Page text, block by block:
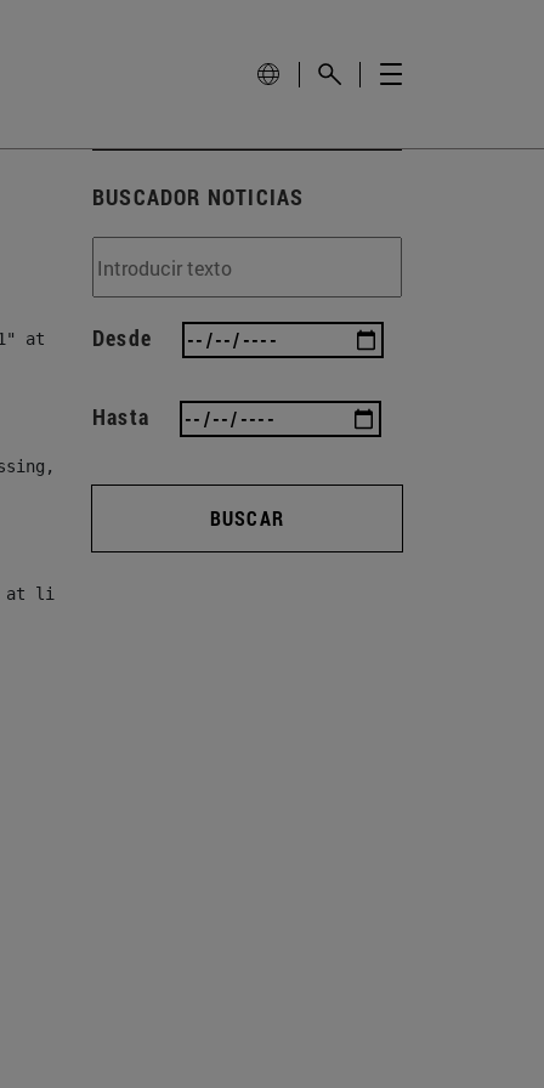
at line 83, column 82]
specify a default value like
BUSCADOR NOTICIAS
Desde
Hasta
BUSCAR